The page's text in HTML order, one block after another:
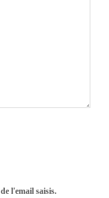
l'email saisis.